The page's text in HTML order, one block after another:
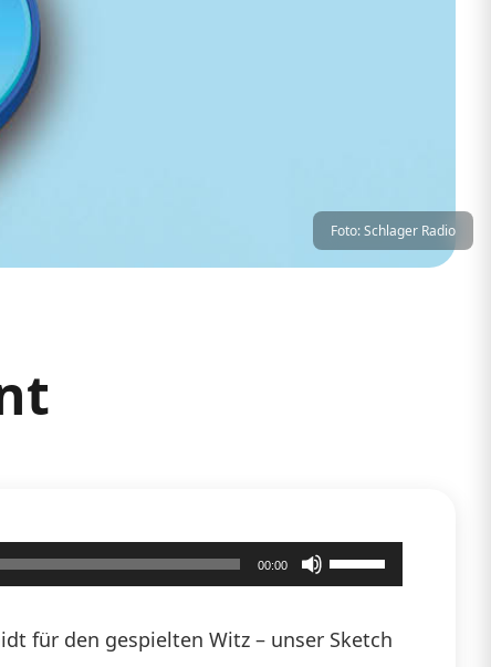
Foto: Schlager Radio
00:00
Pfeiltasten
benutzen,
für den gespielten Witz – unser Sketch